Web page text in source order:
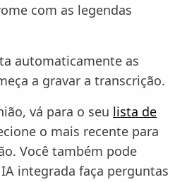
com as legendas
automaticamente as
a gravar a transcrição.
vá para o seu lista de
o mais recente para
Você também pode
integrada faça perguntas